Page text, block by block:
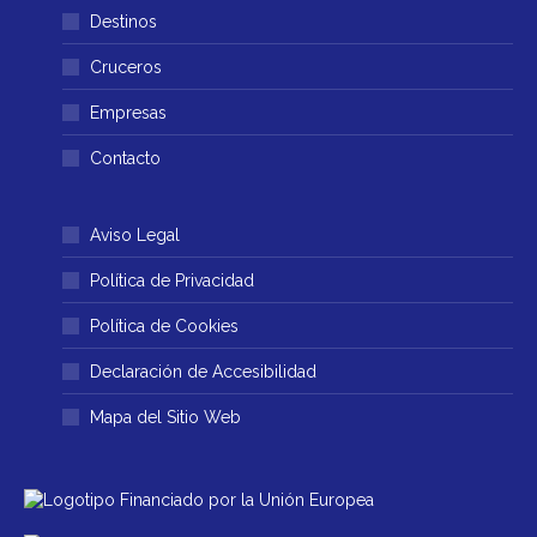
una
ventana
una
ventana
Destinos
Cruceros
Empresas
Contacto
Aviso Legal
Política de Privacidad
Política de Cookies
Declaración de Accesibilidad
Mapa del Sitio Web